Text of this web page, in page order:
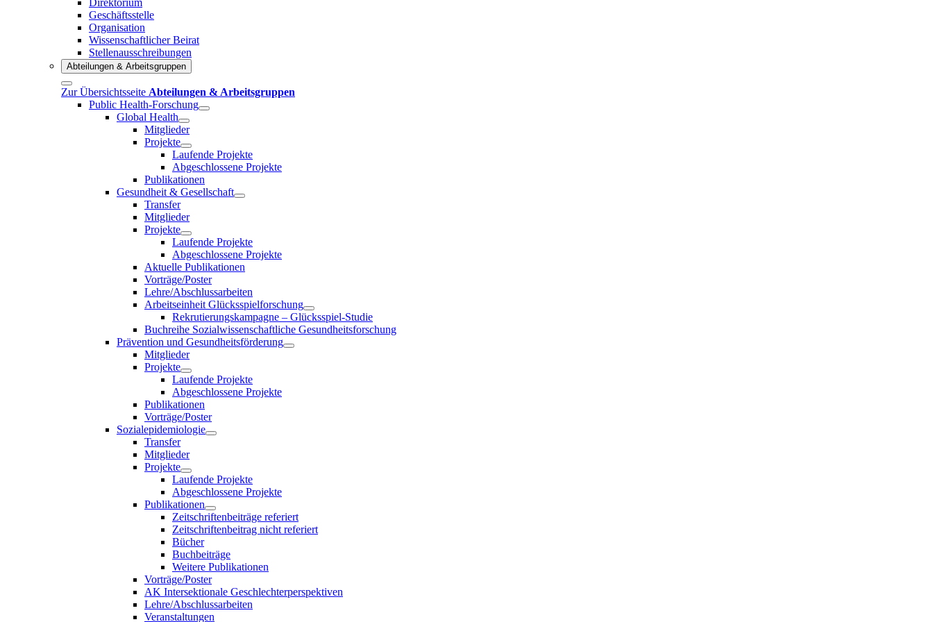
Geschäftsstelle
Organisation
Wissenschaftlicher Beirat
Stellenausschreibungen
Abteilungen & Arbeitsgruppen
Zur Übersichtsseite Abteilungen & Arbeitsgruppen
Public Health-Forschung
Global Health
Mitglieder
Projekte
Laufende Projekte
Abgeschlossene Projekte
Publikationen
Gesundheit & Gesellschaft
Transfer
Mitglieder
Projekte
Laufende Projekte
Abgeschlossene Projekte
Aktuelle Publikationen
Vorträge/Poster
Lehre/Abschlussarbeiten
Arbeitseinheit Glücksspielforschung
Rekrutierungskampagne – Glücksspiel-Studie
Buchreihe Sozialwissenschaftliche Gesundheitsforschung
Prävention und Gesundheitsförderung
Mitglieder
Projekte
Laufende Projekte
Abgeschlossene Projekte
Publikationen
Vorträge/Poster
Sozialepidemiologie
Transfer
Mitglieder
Projekte
Laufende Projekte
Abgeschlossene Projekte
Publikationen
Zeitschriftenbeiträge referiert
Zeitschriftenbeitrag nicht referiert
Bücher
Buchbeiträge
Weitere Publikationen
Vorträge/Poster
AK Intersektionale Geschlechterperspektiven
Lehre/Abschlussarbeiten
Veranstaltungen